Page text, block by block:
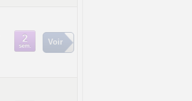
Voir